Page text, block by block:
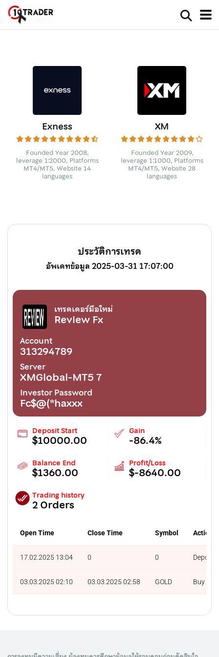
Exness
Founded Year 2008,
leverage 1:2000, Platforms
MT4/MT5, Website 14
languages
XM
Founded Year 2009,
leverage 1:1000, Platforms
MT4/MT5, Website 28
languages
ประวัติการเทรด
อัพเดทข้อมูล 2025-03-31 17:07:00
เทรดเดอร์มือใหม่
Review Fx
Account
313294789
Server
XMGlobal-MT5 7
Investor Password
Fc$@(*haxxx
Deposit Start
$10000.00
Gain
-86.4%
Balance End
$1360.00
Profit/Loss
$-8640.00
Trading history
2 Orders
Open Time Close Time Symbol Action
17.02.2025 13:04 0 0 Deposit
03.03.2025 02:10 03.03.2025 02:58 GOLD Buy